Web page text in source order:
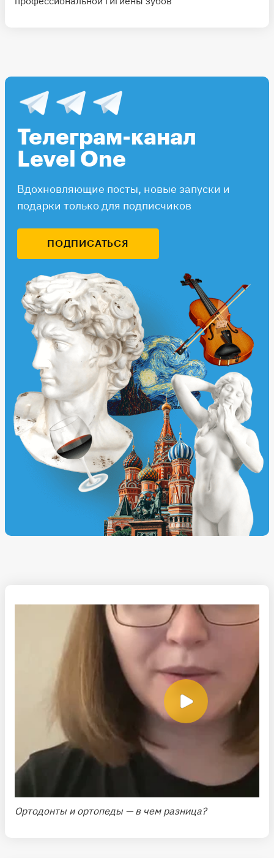
Телеграм-канал
Level One
Вдохновляющие посты, новые запуски и
подарки только для подписчиков
ПОДПИСАТЬСЯ
Ортодонты и ортопеды — в чем разница?